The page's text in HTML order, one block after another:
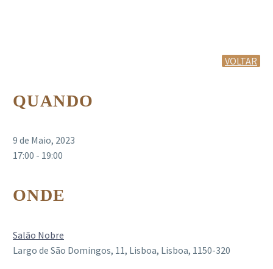
VOLTAR
QUANDO
9 de Maio, 2023
17:00 - 19:00
ONDE
Salão Nobre
Largo de São Domingos, 11, Lisboa, Lisboa, 1150-320